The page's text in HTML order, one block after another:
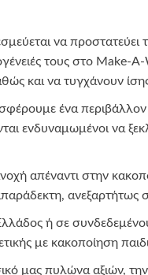
να προστατεύει
τους στο
και να τυγχάνουν
ένα
ενδυναμωμένοι να
απέναντι στην
ανεξαρτήτως
ή σε
με κακοποίηση
μας πυλώνα αξιών,